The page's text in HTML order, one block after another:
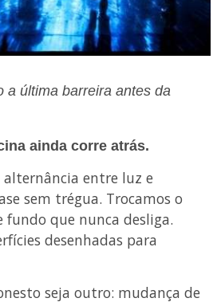
a última barreira antes da
ainda corre atrás.
alternância entre luz e
sem trégua. Trocamos o
que nunca desliga.
desenhadas para
seja outro: mudança de